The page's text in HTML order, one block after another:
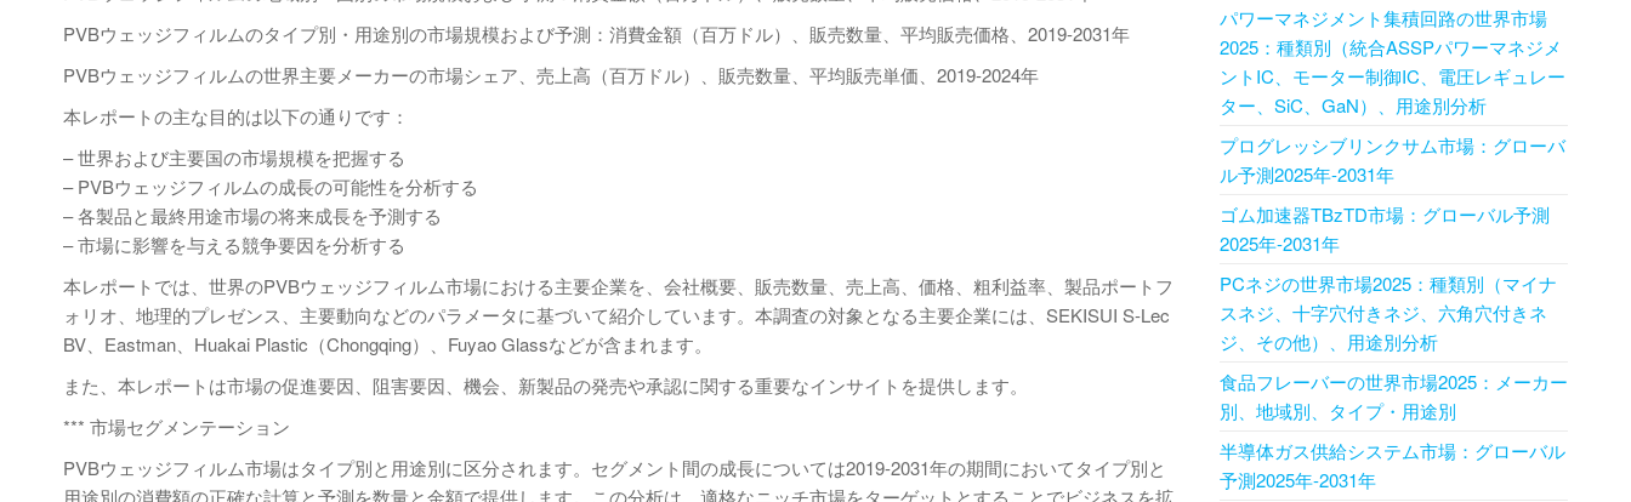
PVBウェッジフィルムのタイプ別・用途別の市場規模および予測：消費金額（百万ドル）、販売数量、平均販売価格、2019-2031年
PVBウェッジフィルムの世界主要メーカーの市場シェア、売上高（百万ドル）、販売数量、平均販売単価、2019-2024年
本レポートの主な目的は以下の通りです：
– 世界および主要国の市場規模を把握する
– PVBウェッジフィルムの成長の可能性を分析する
– 各製品と最終用途市場の将来成長を予測する
– 市場に影響を与える競争要因を分析する
本レポートでは、世界のPVBウェッジフィルム市場における主要企業を、会社概要、販売数量、売上高、価格、粗利益率、製品ポートフ
ォリオ、地理的プレゼンス、主要動向などのパラメータに基づいて紹介しています。本調査の対象となる主要企業には、SEKISUI S-Lec
BV、Eastman、Huakai Plastic（Chongqing）、Fuyao Glassなどが含まれます。
また、本レポートは市場の促進要因、阻害要因、機会、新製品の発売や承認に関する重要なインサイトを提供します。
*** 市場セグメンテーション
PVBウェッジフィルム市場はタイプ別と用途別に区分されます。セグメント間の成長については2019-2031年の期間においてタイプ別と
用途別の消費額の正確な計算と予測を数量と金額で提供します。この分析は、適格なニッチ市場をターゲットとすることでビジネスを拡
パワーマネジメント集積回路の世界市場
2025：種類別（統合ASSPパワーマネジメ
ントIC、モーター制御IC、電圧レギュレー
ター、SiC、GaN）、用途別分析
プログレッシブリンクサム市場：グローバ
ル予測2025年-2031年
ゴム加速器TBzTD市場：グローバル予測
2025年-2031年
PCネジの世界市場2025：種類別（マイナ
スネジ、十字穴付きネジ、六角穴付きネ
ジ、その他）、用途別分析
食品フレーバーの世界市場2025：メーカー
別、地域別、タイプ・用途別
半導体ガス供給システム市場：グローバル
予測2025年-2031年